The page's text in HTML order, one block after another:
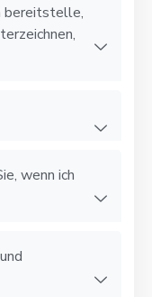
bereitstelle,
wenn ich